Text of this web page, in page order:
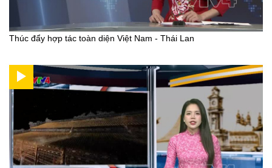
Thúc đẩy hợp tác toàn diện Việt Nam - Thái Lan